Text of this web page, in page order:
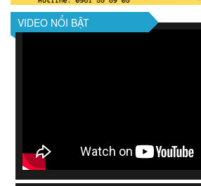
VIDEO NỔI BẬT